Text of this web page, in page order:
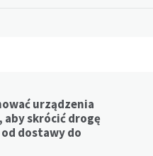
urządzenia
aby skrócić drogę
dostawy do